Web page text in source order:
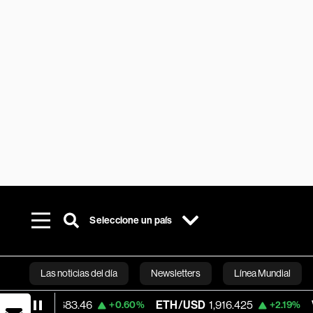
Seleccione un país
Las noticias del día Newsletters Línea Mundial
Bloomberg
+0.60% ETH/USD 1,916.425 +2.19% Visa